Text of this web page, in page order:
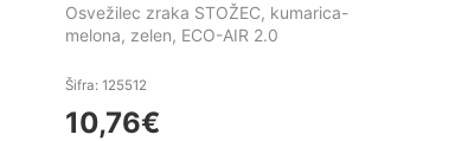
Osvežilec zraka STOŽEC, kumarica-
melona, zelen, ECO-AIR 2.0
Šifra: 125512
10,76€